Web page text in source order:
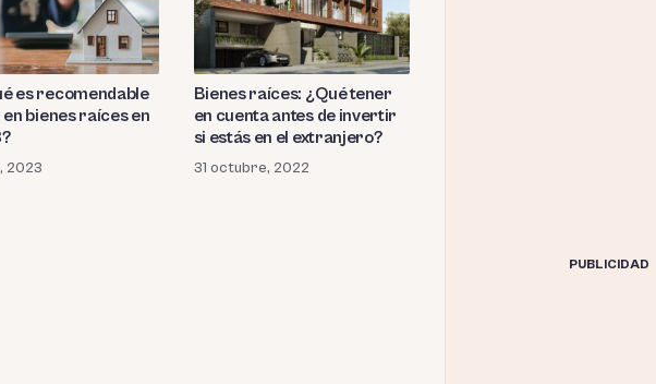
es recomendable
bienes raíces en
2023
Bienes raíces: ¿Qué tener
en cuenta antes de invertir
si estás en el extranjero?
31 octubre, 2022
PUBLICIDAD